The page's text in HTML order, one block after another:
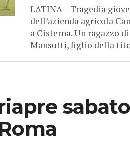
LATINA – Tragedia
dell’azienda agricola
a Cisterna. Un ragazzo
Mansutti, figlio della